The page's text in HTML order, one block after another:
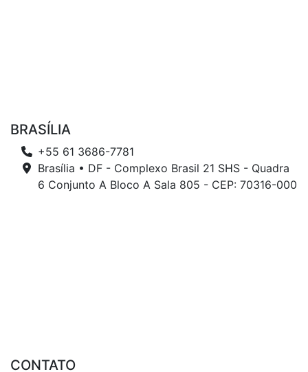
BRASÍLIA
+55 61 3686-7781
Brasília • DF - Complexo Brasil 21 SHS - Quadra
6 Conjunto A Bloco A Sala 805 - CEP: 70316-000
CONTATO